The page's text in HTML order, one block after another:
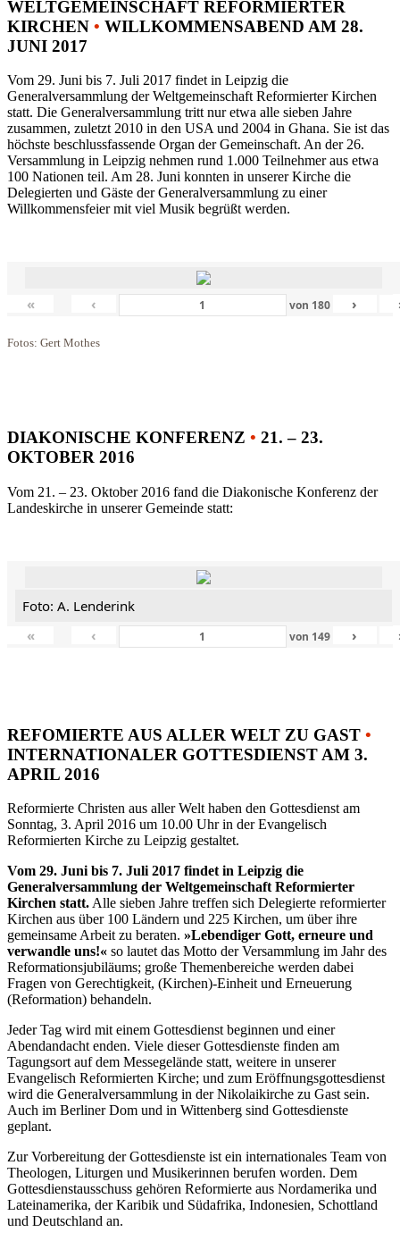
WELTGEMEINSCHAFT REFORMIERTER
KIRCHEN • WILLKOMMENSABEND AM 28.
JUNI 2017
Vom 29. Juni bis 7. Juli 2017 findet in Leipzig die
Generalversammlung der Weltgemeinschaft Reformierter Kirchen
statt. Die Generalversammlung tritt nur etwa alle sieben Jahre
zusammen, zuletzt 2010 in den USA und 2004 in Ghana. Sie ist das
höchste beschlussfassende Organ der Gemeinschaft. An der 26.
Versammlung in Leipzig nehmen rund 1.000 Teilnehmer aus etwa
100 Nationen teil. Am 28. Juni konnten in unserer Kirche die
Delegierten und Gäste der Generalversammlung zu einer
Willkommensfeier mit viel Musik begrüßt werden.
« ‹ von 180 ›
Fotos: Gert Mothes
DIAKONISCHE KONFERENZ • 21. – 23.
OKTOBER 2016
Vom 21. – 23. Oktober 2016 fand die Diakonische Konferenz der
Landeskirche in unserer Gemeinde statt:
Foto: A. Lenderink
«
‹ von 149 ›
REFOMIERTE AUS ALLER WELT ZU GAST •
INTERNATIONALER GOTTESDIENST AM 3.
APRIL 2016
Reformierte Christen aus aller Welt haben den Gottesdienst am
Sonntag, 3. April 2016 um 10.00 Uhr in der Evangelisch
Reformierten Kirche zu Leipzig gestaltet.
Vom 29. Juni bis 7. Juli 2017 findet in Leipzig die
Generalversammlung der Weltgemeinschaft Reformierter
Kirchen statt.Alle sieben Jahre treffen sich Delegierte reformierter
Kirchen aus über 100 Ländern und 225 Kirchen, um über ihre
gemeinsame Arbeit zu beraten. »Lebendiger Gott, erneure und
verwandle uns!« so lautet das Motto der Versammlung im Jahr des
Reformationsjubiläums; große Themenbereiche werden dabei
Fragen von Gerechtigkeit, (Kirchen)-Einheit und Erneuerung
(Reformation) behandeln.
Jeder Tag wird mit einem Gottesdienst beginnen und einer
Abendandacht enden. Viele dieser Gottesdienste finden am
Tagungsort auf dem Messegelände statt, weitere in unserer
Evangelisch Reformierten Kirche; und zum Eröffnungsgottesdienst
wird die Generalversammlung in der Nikolaikirche zu Gast sein.
Auch im Berliner Dom und in Wittenberg sind Gottesdienste
geplant.
Zur Vorbereitung der Gottesdienste ist ein internationales Team von
Theologen, Liturgen und Musikerinnen berufen worden. Dem
Gottesdienstausschuss gehören Reformierte aus Nordamerika und
Lateinamerika, der Karibik und Südafrika, Indonesien, Schottland
und Deutschland an.